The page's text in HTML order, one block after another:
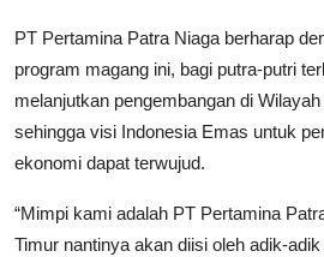
PT Pertamina Patra Niaga berharap
program magang ini, bagi putra-putri
melanjutkan pengembangan di
sehingga visi Indonesia Emas untuk
ekonomi dapat terwujud.
“Mimpi kami adalah PT Pertamina
Timur nantinya akan diisi oleh adik-